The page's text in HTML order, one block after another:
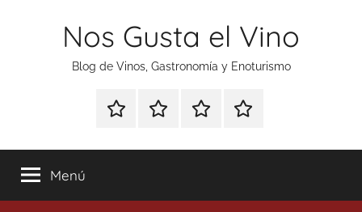
Nos Gusta el Vino
Blog de Vinos, Gastronomía y Enoturismo
Especial
Tonics
Enoturismo
Gastronomía
RankingContacto
Menú